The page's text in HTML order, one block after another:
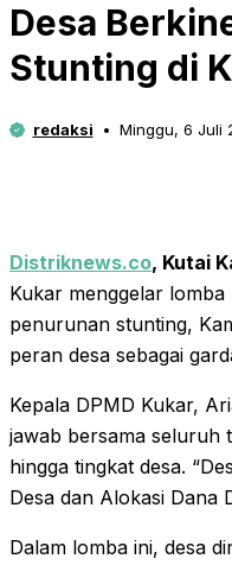
Desa
Stunting di
redaksi Minggu, 6 Juli
Distriknews.co, Kutai
Kukar menggelar
penurunan stunting,
peran desa sebagai
Kepala DPMD Kukar,
jawab bersama seluruh
hingga tingkat desa.
Desa dan Alokasi Dana
Dalam lomba ini, desa